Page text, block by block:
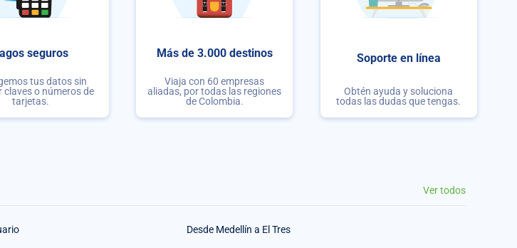
seguros
tus datos sin
claves o números de
tarjetas.
Más de 3.000 destinos
Viaja con 60 empresas
aliadas, por todas las regiones
de Colombia.
Soporte en línea
Obtén ayuda y soluciona
todas las dudas que tengas.
Ver todos
Desde Medellín a El Tres